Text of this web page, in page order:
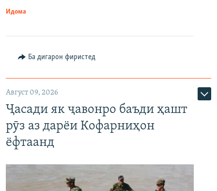
Идома
Ба дигарон фиристед
Август 09, 2026
Ҷасади як ҷавонро баъди ҳашт
рӯз аз дарёи Кофарниҳон
ёфтаанд